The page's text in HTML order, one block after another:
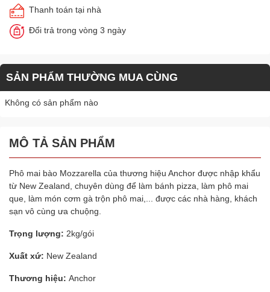
Thanh toán tại nhà
Đổi trả trong vòng 3 ngày
SẢN PHẨM THƯỜNG MUA CÙNG
Không có sản phẩm nào
MÔ TẢ SẢN PHẨM
Phô mai bào Mozzarella của thương hiệu Anchor được nhập khẩu
từ New Zealand, chuyên dùng để làm bánh pizza, làm phô mai
que, làm món cơm gà trộn phô mai,... được các nhà hàng, khách
sạn vô cùng ưa chuộng.
Trọng lượng: 2kg/gói
Xuất xứ: New Zealand
Thương hiệu: Anchor